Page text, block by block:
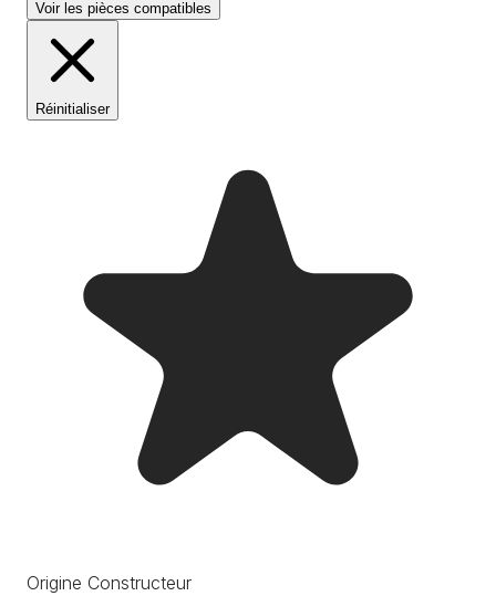
Voir les pièces compatibles
Réinitialiser
Origine Constructeur